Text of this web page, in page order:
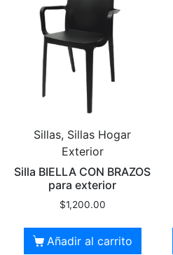
Sillas, Sillas Hogar
Exterior
Silla BIELLA CON BRAZOS
para exterior
$1,200.00
Añadir al carrito